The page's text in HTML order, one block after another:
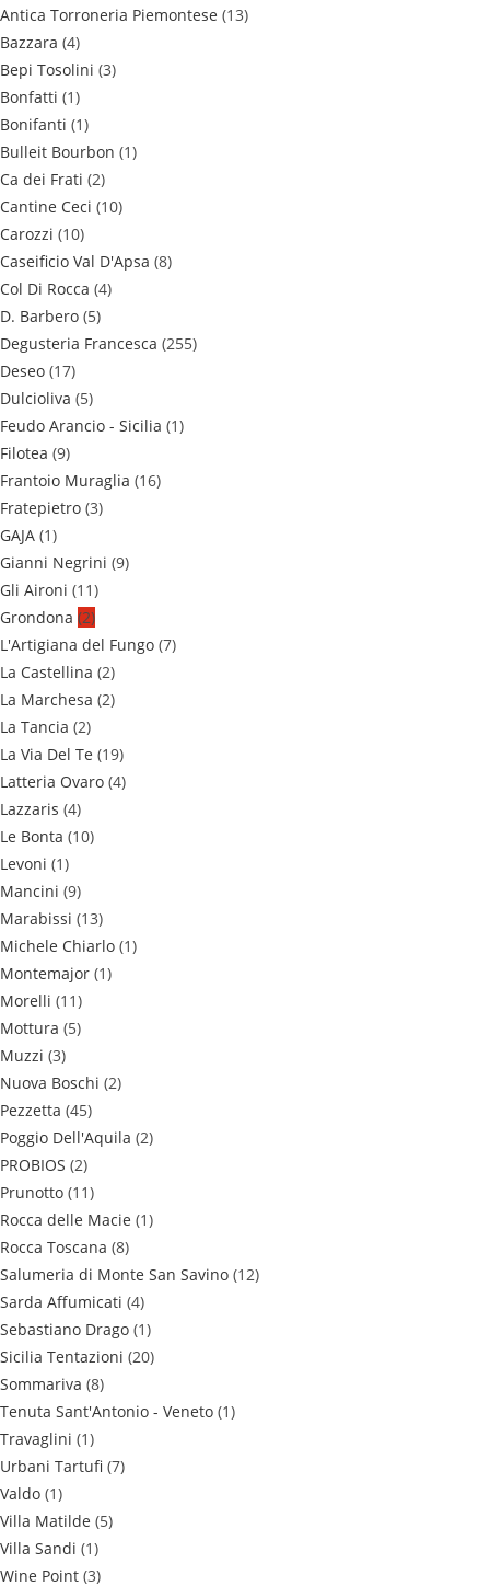
Antica Torroneria Piemontese (13)
Bazzara (4)
Bepi Tosolini (3)
Bonfatti (1)
Bonifanti (1)
Bulleit Bourbon (1)
Ca dei Frati (2)
Cantine Ceci (10)
Carozzi (10)
Caseificio Val D'Apsa (8)
Col Di Rocca (4)
D. Barbero (5)
Degusteria Francesca (255)
Deseo (17)
Dulcioliva (5)
Feudo Arancio - Sicilia (1)
Filotea (9)
Frantoio Muraglia (16)
Fratepietro (3)
GAJA (1)
Gianni Negrini (9)
Gli Aironi (11)
Grondona (2)
L'Artigiana del Fungo (7)
La Castellina (2)
La Marchesa (2)
La Tancia (2)
La Via Del Te (19)
Latteria Ovaro (4)
Lazzaris (4)
Le Bonta (10)
Levoni (1)
Mancini (9)
Marabissi (13)
Michele Chiarlo (1)
Montemajor (1)
Morelli (11)
Mottura (5)
Muzzi (3)
Nuova Boschi (2)
Pezzetta (45)
Poggio Dell'Aquila (2)
PROBIOS (2)
Prunotto (11)
Rocca delle Macie (1)
Rocca Toscana (8)
Salumeria di Monte San Savino (12)
Sarda Affumicati (4)
Sebastiano Drago (1)
Sicilia Tentazioni (20)
Sommariva (8)
Tenuta Sant'Antonio - Veneto (1)
Travaglini (1)
Urbani Tartufi (7)
Valdo (1)
Villa Matilde (5)
Villa Sandi (1)
Wine Point (3)